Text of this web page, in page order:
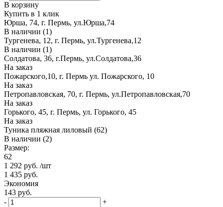
В корзину
Купить в 1 клик
Юрша, 74, г. Пермь, ул.Юрша,74
В наличии (1)
Тургенева, 12, г. Пермь, ул.Тургенева,12
В наличии (1)
Солдатова, 36, г.Пермь, ул.Солдатова,36
На заказ
Пожарского,10, г. Пермь ул. Пожарского, 10
На заказ
Петропавловская, 70, г. Пермь, ул.Петропавловская,70
На заказ
Горького, 45, г. Пермь, ул. Горького, 45
На заказ
Туника пляжная лиловый (62)
В наличии (2)
Размер:
62
1 292 руб. /шт
1 435 руб.
Экономия
143 руб.
-
+